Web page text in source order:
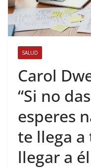
SALUD
Carol
“Si no
esperes
te llega
llegar a